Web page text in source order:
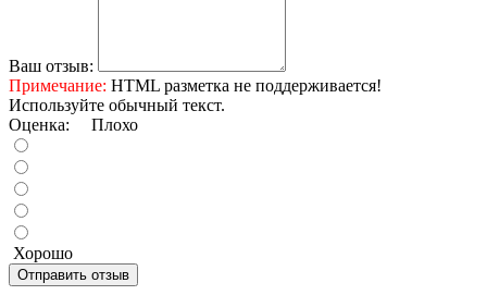
Ваш отзыв:
Примечание: HTML разметка не поддерживается!
Используйте обычный текст.
Оценка: Плохо
Хорошо
Отправить отзыв